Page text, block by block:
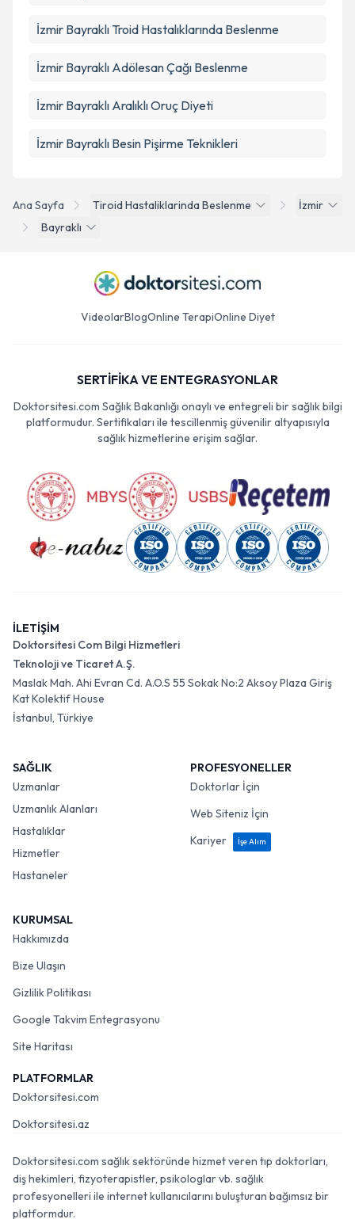
Ana Sayfa Tiroid Hastaliklarinda Beslenme
İzmir
Bayraklı
İzmir Bayraklı Troid Hastalıklarında Beslenme
İzmir Bayraklı Adölesan Çağı Beslenme
İzmir Bayraklı Aralıklı Oruç Diyeti
İzmir Bayraklı Besin Pişirme Teknikleri
VideolarBlogOnline TerapiOnline Diyet
SERTİFİKA VE ENTEGRASYONLAR
Doktorsitesi.com Sağlık Bakanlığı onaylı ve entegreli bir sağlık bilgi
platformudur. Sertifikaları ile tescillenmiş güvenilir altyapısıyla
sağlık hizmetlerine erişim sağlar.
İLETİŞİM
Doktorsitesi Com Bilgi Hizmetleri
Teknoloji ve Ticaret A.Ş.
Maslak Mah. Ahi Evran Cd. A.O.S 55 Sokak No:2 Aksoy Plaza Giriş
Kat Kolektif House
İstanbul, Türkiye
SAĞLIK
Uzmanlar
Uzmanlık Alanları
Hastalıklar
Hizmetler
Hastaneler
PROFESYONELLER
Doktorlar İçin
Web Siteniz İçin
Kariyer
İşe Alım
KURUMSAL
Hakkımızda
Bize Ulaşın
Gizlilik Politikası
Google Takvim Entegrasyonu
Site Haritası
PLATFORMLAR
Doktorsitesi.com
Doktorsitesi.az
Doktorsitesi.com sağlık sektöründe hizmet veren tıp doktorları,
diş hekimleri, fizyoterapistler, psikologlar vb. sağlık
profesyonelleri ile internet kullanıcılarını buluşturan bağımsız bir
platformdur.